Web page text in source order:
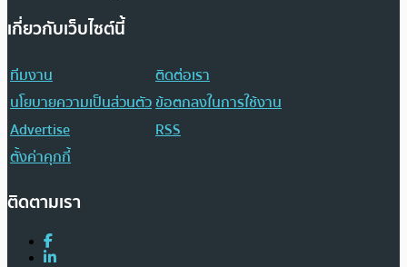
เกี่ยวกับเว็บไซต์นี้
ทีมงาน
ติดต่อเรา
นโยบายความเป็นส่วนตัวข้อตกลงในการใช้งาน
Advertise
RSS
ตั้งค่าคุกกี้
ติดตามเรา